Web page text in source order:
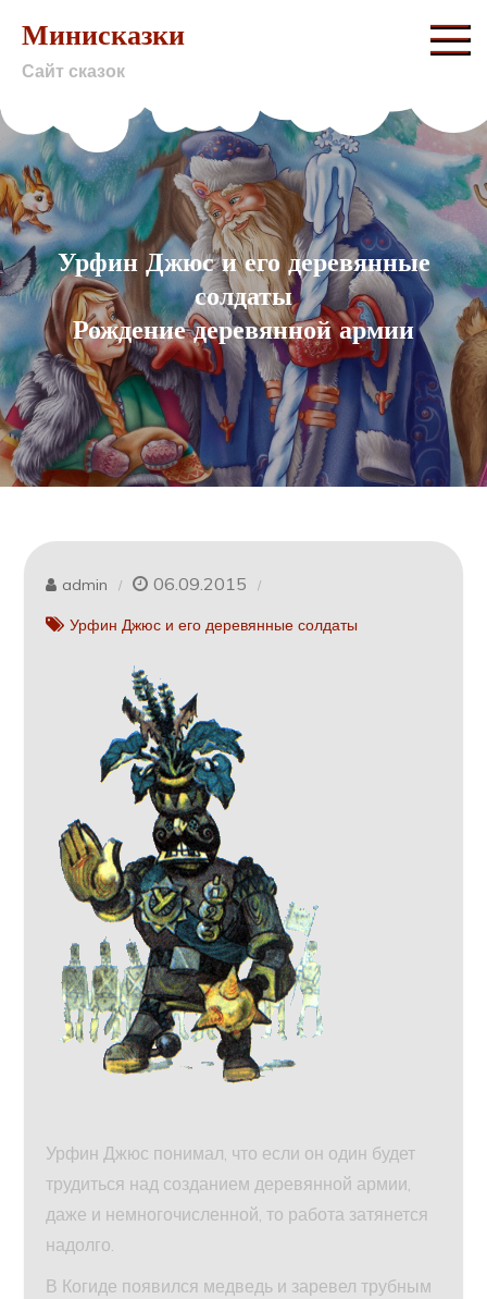
content
Минисказки
Сайт сказок
Урфин Джюс и его деревянные
солдаты
Рождение деревянной армии
admin 06.09.2015
Урфин Джюс и его деревянные солдаты
Урфин Джюс понимал, что если он один будет
трудиться над созданием деревянной армии,
даже и немногочисленной, то работа затянется
надолго.
В Когиде появился медведь и заревел трубным